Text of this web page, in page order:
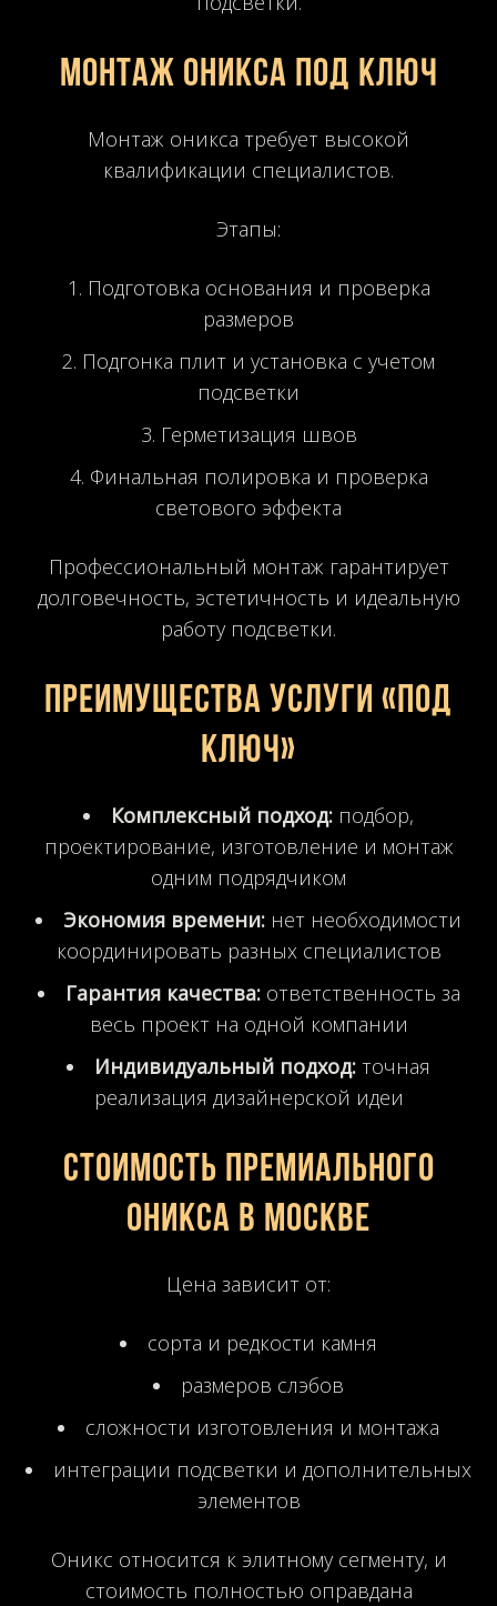
Монтаж оникса под ключ
Монтаж оникса требует высокой
квалификации специалистов.
Этапы:
Подготовка основания и проверка
размеров
Подгонка плит и установка с учетом
подсветки
Герметизация швов
Финальная полировка и проверка
светового эффекта
Профессиональный монтаж гарантирует
долговечность, эстетичность и идеальную
работу подсветки.
Преимущества услуги «под
ключ»
Комплексный подход: подбор,
проектирование, изготовление и монтаж
одним подрядчиком
Экономия времени: нет необходимости
координировать разных специалистов
Гарантия качества:ответственность за
весь проект на одной компании
Индивидуальный подход: точная
реализация дизайнерской идеи
Стоимость премиального
оникса в Москве
Цена зависит от:
сорта и редкости камня
размеров слэбов
сложности изготовления и монтажа
интеграции подсветки и дополнительных
элементов
Оникс относится к элитному сегменту, и
стоимость полностью оправдана